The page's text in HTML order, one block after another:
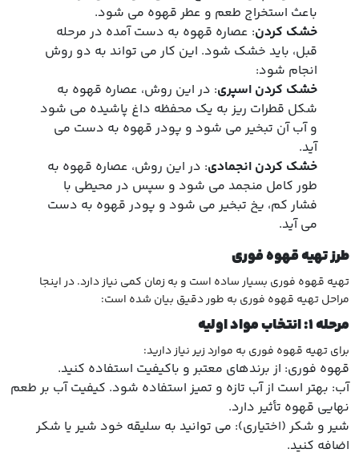
باعث استخراج طعم و عطر قهوه می شود.
خشک کردن: عصاره قهوه به دست آمده در مرحله
قبل، باید خشک شود. این کار می تواند به دو روش
انجام شود:
خشک کردن اسپری: در این روش، عصاره قهوه به
شکل قطرات ریز به یک محفظه داغ پاشیده می شود
و آب آن تبخیر می شود و پودر قهوه به دست می
آید.
خشک کردن انجمادی: در این روش، عصاره قهوه به
طور کامل منجمد می شود و سپس در محیطی با
فشار کم، یخ تبخیر می شود و پودر قهوه به دست
می آید.
طرز تهیه قهوه فوری
تهیه قهوه فوری بسیار ساده است و به زمان کمی نیاز دارد. در اینجا
مراحل تهیه قهوه فوری به طور دقیق بیان شده است:
مرحله۱: انتخاب مواد اولیه
برای تهیه قهوه فوری به موارد زیر نیاز دارید:
قهوه فوری: از برندهای معتبر و باکیفیت استفاده کنید.
آب: بهتر است از آب تازه و تمیز استفاده شود. کیفیت آب بر طعم
نهایی قهوه تأثیر دارد.
شیر و شکر (اختیاری): می توانید به سلیقه خود شیر یا شکر
اضافه کنید.